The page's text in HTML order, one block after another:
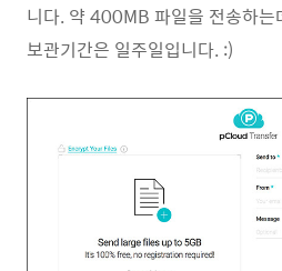
니다. 약 400MB 파일을 전송하
보관기간은 일주일입니다. :)